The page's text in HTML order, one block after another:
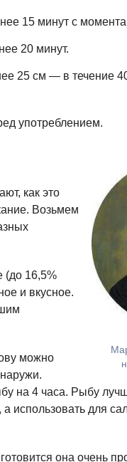
15 минут с момента
20 минут.
25 см — в течение
употреблением.
как это
Возьмем
16,5%
и вкусное.
можно
на 4 часа. Рыбу
использовать для
она очень